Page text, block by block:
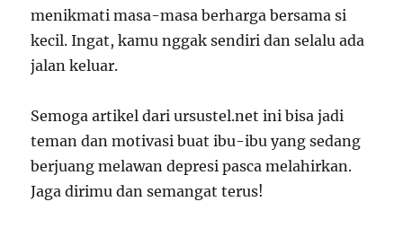
menikmati masa-masa berharga bersama si
kecil. Ingat, kamu nggak sendiri dan selalu ada
jalan keluar.
Semoga artikel dari ursustel.net ini bisa jadi
teman dan motivasi buat ibu-ibu yang sedang
berjuang melawan depresi pasca melahirkan.
Jaga dirimu dan semangat terus!